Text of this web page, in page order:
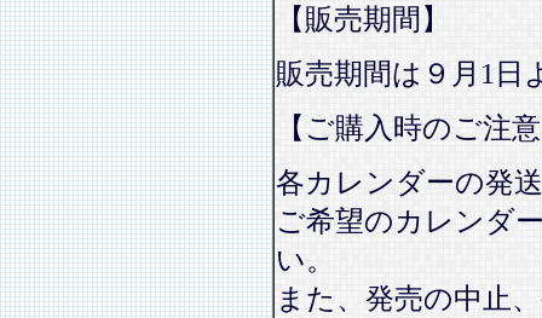
【販売期間】
販売期間は９月1日
【ご購入時のご注
各カレンダーの発
ご希望のカレンダ
い。
また、発売の中止